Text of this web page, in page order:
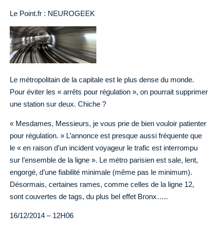
Le Point.fr : NEUROGEEK
Le métropolitain de la capitale est le plus dense du monde.
Pour éviter les « arrêts pour régulation », on pourrait supprimer
une station sur deux. Chiche ?
« Mesdames, Messieurs, je vous prie de bien vouloir patienter
pour régulation. » L’annonce est presque aussi fréquente que
le « en raison d’un incident voyageur le trafic est interrompu
sur l’ensemble de la ligne ». Le métro parisien est sale, lent,
engorgé, d’une fiabilité minimale (même pas le minimum).
Désormais, certaines rames, comme celles de la ligne 12,
sont couvertes de tags, du plus bel effet Bronx…..
16/12/2014 – 12H06